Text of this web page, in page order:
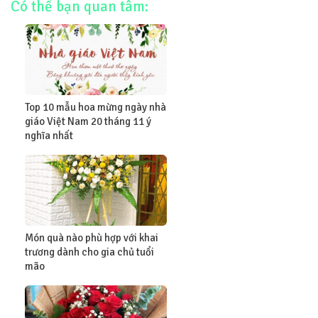
Có thể bạn quan tâm:
Top 10 mẫu hoa mừng ngày nhà
giáo Việt Nam 20 tháng 11 ý
nghĩa nhất
Món quà nào phù hợp với khai
trương dành cho gia chủ tuổi
mão